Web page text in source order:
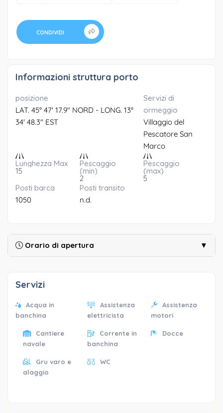
CONDIVIDI
Informazioni struttura porto
posizione
LAT. 45° 47' 17.9" NORD - LONG. 13°
34' 48.3" EST
Servizi di
ormeggio
Villaggio del
Pescatore San
Marco
Lunghezza Max
15
Pescaggio
(min)
2
Pescaggio
(max)
5
Posti barca
1050
Posti transito
n.d.
Orario di apertura ▼
Servizi
Acqua in
banchina
Assistenza
elettricista
Assistenza
motori
Cantiere
navale
Corrente in
banchina
Docce
Gru varo e
alaggio
WC